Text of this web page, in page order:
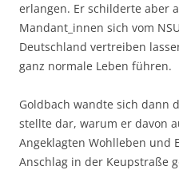
erlangen. Er schilderte aber
Mandant_innen sich vom
Deutschland vertreiben
ganz normale Leben führen.
Goldbach wandte sich dann
stellte dar, warum er davon
Angeklagten Wohlleben und
Anschlag in der Keupstraße